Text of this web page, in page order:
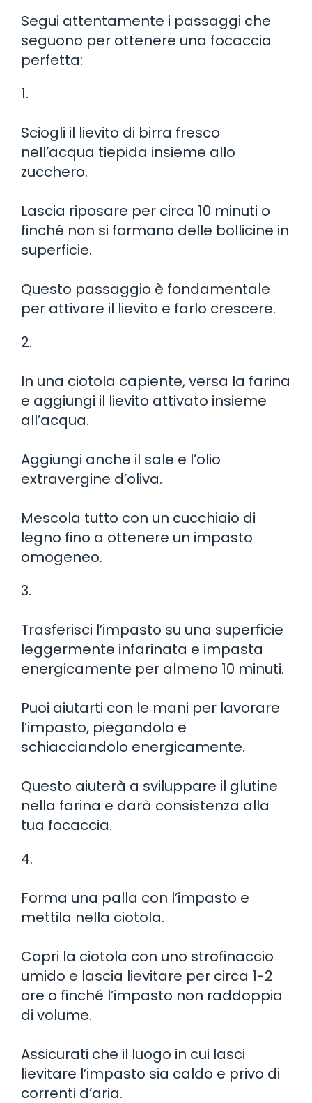
Segui attentamente i passaggi che
seguono per ottenere una focaccia
perfetta:
1.
Sciogli il lievito di birra fresco
nell’acqua tiepida insieme allo
zucchero.
Lascia riposare per circa 10 minuti o
finché non si formano delle bollicine in
superficie.
Questo passaggio è fondamentale
per attivare il lievito e farlo crescere.
2.
In una ciotola capiente, versa la farina
e aggiungi il lievito attivato insieme
all’acqua.
Aggiungi anche il sale e l’olio
extravergine d’oliva.
Mescola tutto con un cucchiaio di
legno fino a ottenere un impasto
omogeneo.
3.
Trasferisci l’impasto su una superficie
leggermente infarinata e impasta
energicamente per almeno 10 minuti.
Puoi aiutarti con le mani per lavorare
l’impasto, piegandolo e
schiacciandolo energicamente.
Questo aiuterà a sviluppare il glutine
nella farina e darà consistenza alla
tua focaccia.
4.
Forma una palla con l’impasto e
mettila nella ciotola.
Copri la ciotola con uno strofinaccio
umido e lascia lievitare per circa 1-2
ore o finché l’impasto non raddoppia
di volume.
Assicurati che il luogo in cui lasci
lievitare l’impasto sia caldo e privo di
correnti d’aria.